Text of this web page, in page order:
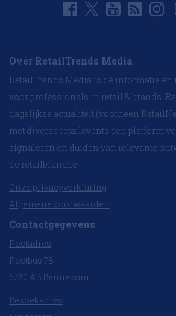
Over RetailTrends Media
RetailTrends Media is dé informatie
voor professionals in retail & brands.
dagelijkse actualiteit (voorheen
met diverse retailevents een platform
signaleren en duiden van relevante
de retailbranche.
Onze privacyverklaring
Algemene voorwaarden
Contactgegevens
Postadres
Postbus 78
6720 AB Bennekom
Bezoekadres